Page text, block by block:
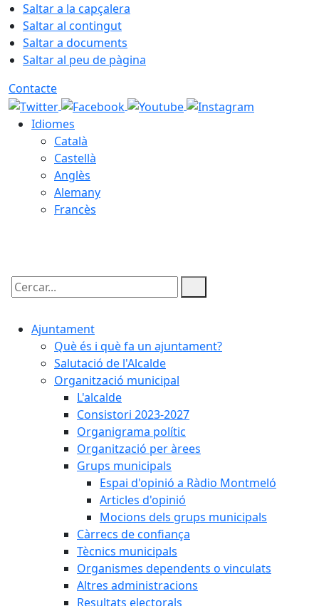
Saltar a la capçalera
Saltar al contingut
Saltar a documents
Saltar al peu de pàgina
Contacte
Idiomes
Català
Castellà
Anglès
Alemany
Francès
Cercar:
Ajuntament
Què és i què fa un ajuntament?
Salutació de l'Alcalde
Organització municipal
L'alcalde
Consistori 2023-2027
Organigrama polític
Organització per àrees
Grups municipals
Espai d'opinió a Ràdio Montmeló
Articles d'opinió
Mocions dels grups municipals
Càrrecs de confiança
Tècnics municipals
Organismes dependents o vinculats
Altres administracions
Resultats electorals